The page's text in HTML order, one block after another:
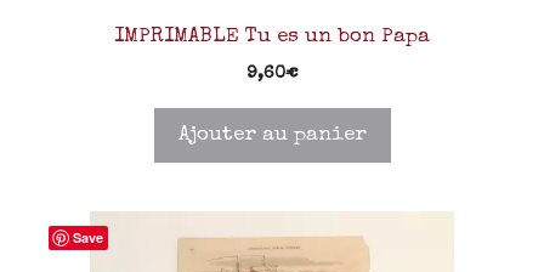
IMPRIMABLE Tu es un bon Papa
9,60€
Ajouter au panier
Save